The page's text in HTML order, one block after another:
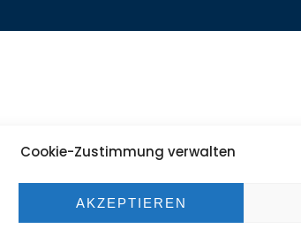
Cookie-Zustimmung verwalten
AKZEPTIEREN